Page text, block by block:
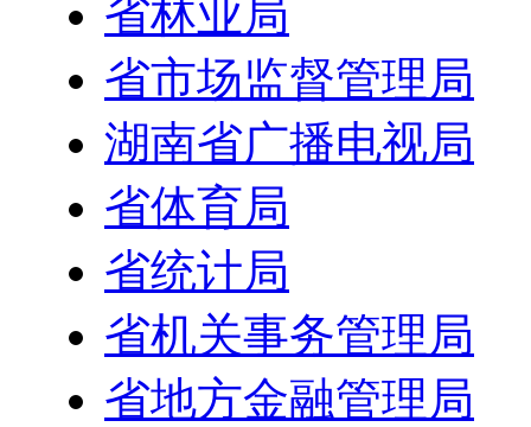
省林业局
省市场监督管理局
湖南省广播电视局
省体育局
省统计局
省机关事务管理局
省地方金融管理局